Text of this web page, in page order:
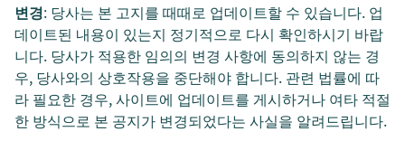
변경: 당사는 본 고지를 때때로 업데이트할 수 있습니다. 업
데이트된 내용이 있는지 정기적으로 다시 확인하시기 바랍
니다. 당사가 적용한 임의의 변경 사항에 동의하지 않는 경
우, 당사와의 상호작용을 중단해야 합니다. 관련 법률에 따
라 필요한 경우, 사이트에 업데이트를 게시하거나 여타 적절
한 방식으로 본 공지가 변경되었다는 사실을 알려드립니다.